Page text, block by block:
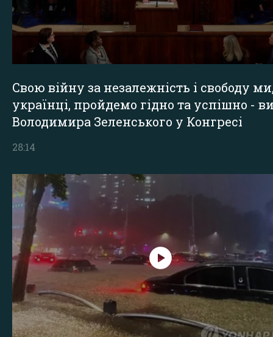
Свою війну за незалежність і свободу
українці, пройдемо гідно та успішно -
Володимира Зеленського у Конгресі
28:14